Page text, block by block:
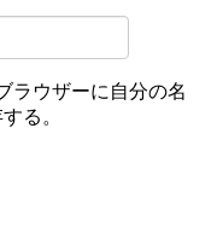
ラウザーに自分の名
る。